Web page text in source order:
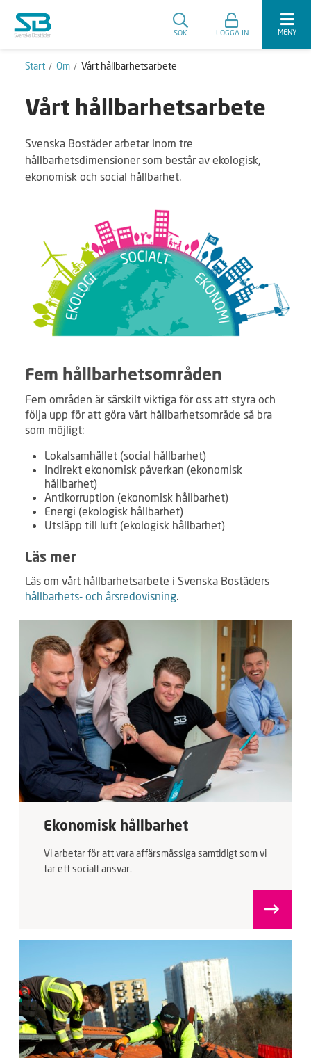
SÖK LOGGA IN MENY
Start Om Vårt hållbarhetsarbete
Vårt hållbarhetsarbete
Svenska Bostäder arbetar inom tre
hållbarhetsdimensioner som består av ekologisk,
ekonomisk och social hållbarhet.
Fem hållbarhetsområden
Fem områden är särskilt viktiga för oss att styra och
följa upp för att göra vårt hållbarhetsområde så bra
som möjligt:
Lokalsamhället (social hållbarhet)
Indirekt ekonomisk påverkan (ekonomisk
hållbarhet)
Antikorruption (ekonomisk hållbarhet)
Energi (ekologisk hållbarhet)
Utsläpp till luft (ekologisk hållbarhet)
Läs mer
Läs om vårt hållbarhetsarbete i Svenska Bostäders
hållbarhets- och årsredovisning.
Ekonomisk hållbarhet
Vi arbetar för att vara affärsmässiga samtidigt som vi
tar ett socialt ansvar.